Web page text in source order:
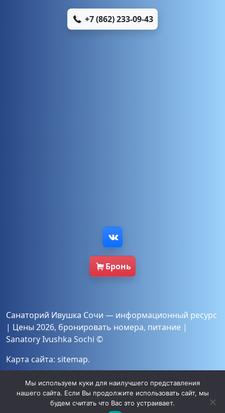
+7 (862) 233-09-43
Бронь
Санаторий Ивушка Сочи — информационный ресурс
| Цены 2026, бронировать номера, питание |
Sanatory Ivushka Sochi ©
Карта сайта: sitemap.
Политика конфиденциальностии согласиена
хранение и обработку персональных данных
Мы используем куки для наилучшего представления
нашего сайта. Если Вы продолжите использовать сайт, мы
будем считать что Вас это устраивает.